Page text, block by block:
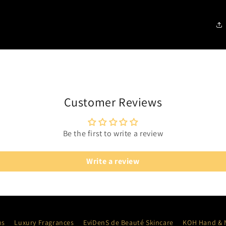
Customer Reviews
Be the first to write a review
Write a review
Luxury Fragrances EviDenS de Beauté Skincare
KOH Hand &